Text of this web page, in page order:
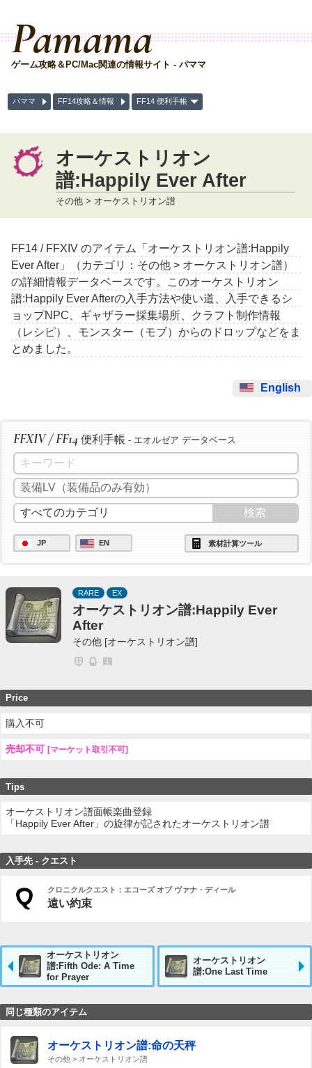
Pamama
ゲーム攻略＆PC/Mac関連の情報サイト - パママ
パママ FF14攻略＆情報 FF14 便利手帳
オーケストリオン
譜:Happily Ever After
その他 > オーケストリオン譜
FF14 / FFXIV のアイテム「オーケストリオン譜:Happily
Ever After」（カテゴリ：その他 > オーケストリオン譜）
の詳細情報データベースです。このオーケストリオン
譜:Happily Ever Afterの入手方法や使い道、入手できるシ
ョップNPC、ギャザラー採集場所、クラフト制作情報
（レシピ）、モンスター（モブ）からのドロップなどをま
とめました。
English
FFXIV / FF14 便利手帳 - エオルゼア データベース
JP EN 素材計算ツール
RARE EX
オーケストリオン譜:Happily Ever
After
その他 [オーケストリオン譜]
Price
購入不可
売却不可 [マーケット取引不可]
Tips
オーケストリオン譜面帳楽曲登録
「Happily Ever After」の旋律が記されたオーケストリオン譜
入手先 - クエスト
クロニクルクエスト：エコーズ オブ ヴァナ・ディール
遠い約束
オーケストリオン
譜:Fifth Ode: A Time
for Prayer
オーケストリオン
譜:One Last Time
同じ種類のアイテム
オーケストリオン譜:命の天秤
その他 > オーケストリオン譜